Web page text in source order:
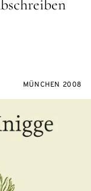
MÜNCHEN 2008